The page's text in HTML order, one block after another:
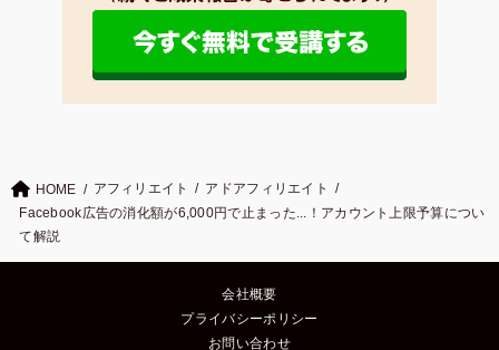
HOME アフィリエイト
アドアフィリエイト
Facebook広告の消化額が6,000円で止まった...！アカウント上限予算につい
て解説
会社概要
プライバシーポリシー
お問い合わせ